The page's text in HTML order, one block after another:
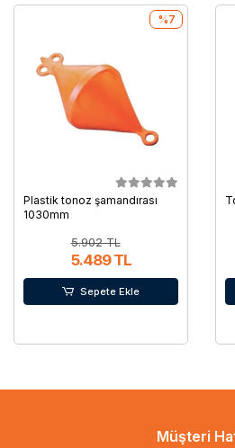
Plastik tonoz şamandırası
1030mm
5.902 TL
5.489 TL
%7
Sepete Ekle
Müşteri